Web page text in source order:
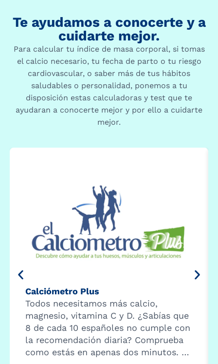
Te ayudamos a conocerte y a
cuidarte mejor.
Para calcular tu índice de masa corporal, si tomas
el calcio necesario, tu fecha de parto o tu riesgo
cardiovascular, o saber más de tus hábitos
saludables o personalidad, ponemos a tu
disposición estas calculadoras y test que te
ayudaran a conocerte mejor y por ello a cuidarte
mejor.
Calciómetro Plus
Todos necesitamos más calcio,
magnesio, vitamina C y D. ¿Sabías que
8 de cada 10 españoles no cumple con
la recomendación diaria? Comprueba
como estás en apenas dos minutos. …